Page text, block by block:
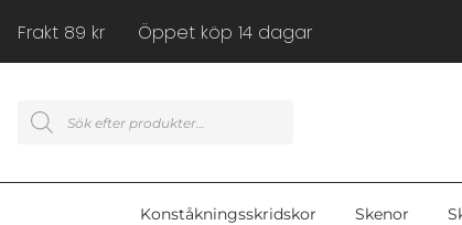
Frakt 89 kr Öppet köp 14 dagar
Konståkningsskridskor Skenor